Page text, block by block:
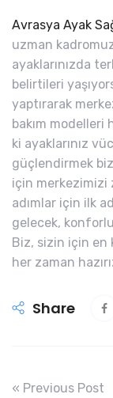
Avrasya Ayak
uzman
ayaklarınızda
belirtileri
yaptırarak
bakım modelleri
ki ayaklarınız
güçlendirmek
için merkezimizi
adımlar için ilk
gelecek,
Biz, sizin için en
her zaman
Share
« Previous Post